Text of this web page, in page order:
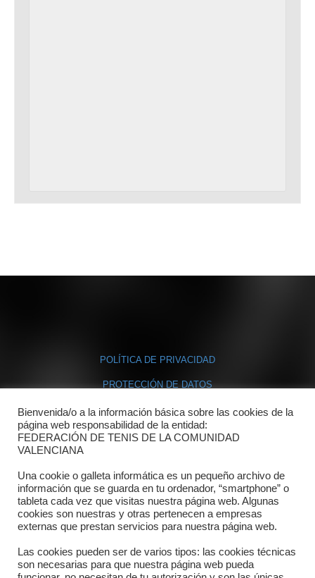
POLÍTICA DE PRIVACIDAD
PROTECCIÓN DE DATOS
POLÍTICA DE COOKIES
Dónde estamos
Directorio departamentos
Horario
Formulario de contacto
Bienvenida/o a la información básica sobre las cookies de la
página web responsabilidad de la entidad:
FEDERACIÓN DE TENIS DE LA COMUNIDAD
VALENCIANA
Una cookie o galleta informática es un pequeño archivo de
información que se guarda en tu ordenador, “smartphone” o
tableta cada vez que visitas nuestra página web. Algunas
cookies son nuestras y otras pertenecen a empresas
externas que prestan servicios para nuestra página web.
Las cookies pueden ser de varios tipos: las cookies técnicas
son necesarias para que nuestra página web pueda